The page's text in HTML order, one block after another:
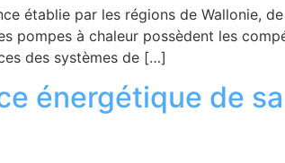
établie par les régions de Wallonie,
pompes à chaleur possèdent les
des systèmes de […]
énergétique de